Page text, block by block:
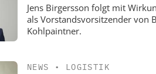
Jens Birgersson folgt mit
als Vorstandsvorsitzender von
Kohlpaintner.
NEWS • LOGISTIK